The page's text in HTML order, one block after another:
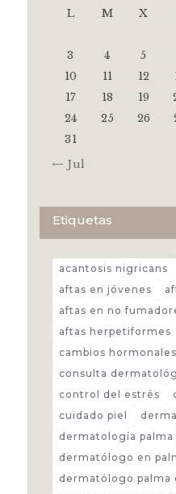
L M X
3
4 5
10
11 12
17
18 19
24
25 26
31
« Jul
Etiquetas
acantosis nigricans
aftas en jóvenes
aftas en no
aftas herpetiformes
cambios hormonales
consulta
control del estrés
cuidado piel
dermatología palma
dermatólogo en
dermatólogo palma